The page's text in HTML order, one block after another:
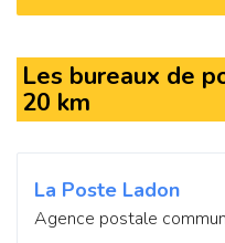
Les bureaux de
20 km
La Poste Ladon
Agence postale